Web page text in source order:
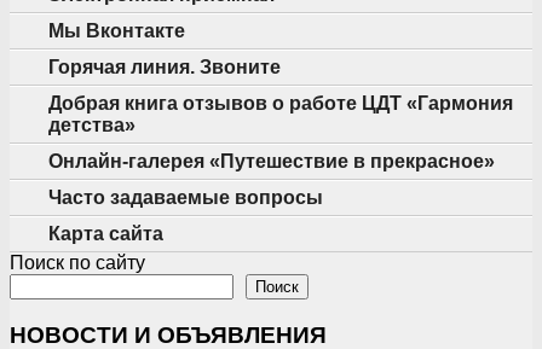
Мы Вконтакте
Горячая линия. Звоните
Добрая книга отзывов о работе ЦДТ «Гармония
детства»
Онлайн-галерея «Путешествие в прекрасное»
Часто задаваемые вопросы
Карта сайта
Поиск по сайту
Поиск
НОВОСТИ И ОБЪЯВЛЕНИЯ